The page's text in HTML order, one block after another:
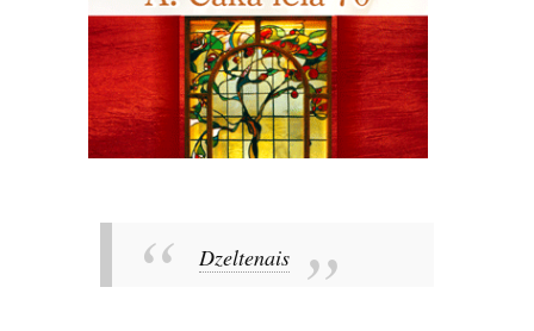
Dzeltenais